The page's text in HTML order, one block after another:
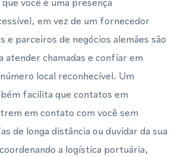
em vez de um fornecedor
e parceiros de negócios alemães são
atender chamadas e confiar em
local reconhecível. Um
facilita que contatos em
em contato com você sem
de longa distância ou duvidar da sua
a logística portuária,